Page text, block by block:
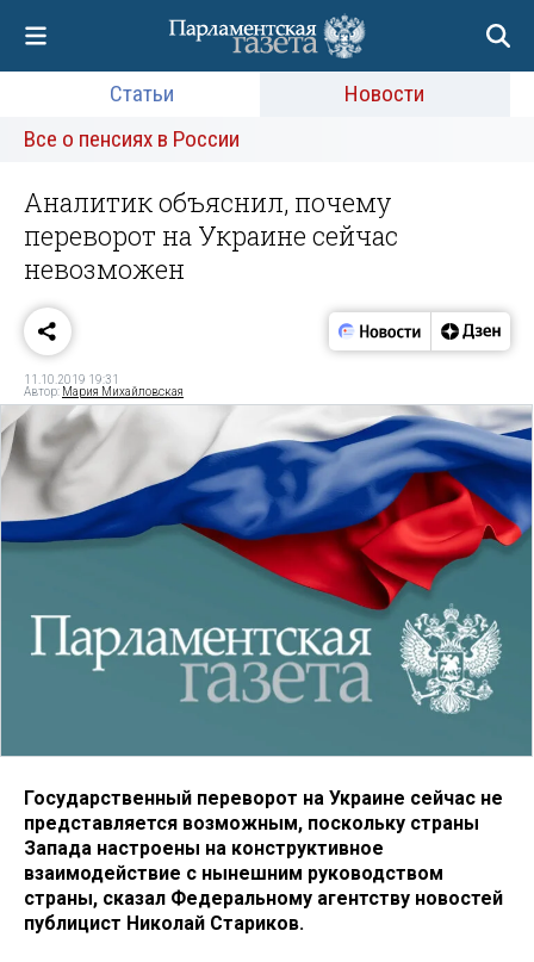
Статьи
Новости
Все о пенсиях в России
Аналитик объяснил, почему
переворот на Украине сейчас
невозможен
11.10.2019 19:31
Автор: Мария Михайловская
Государственный переворот на Украине сейчас не
представляется возможным, поскольку страны
Запада настроены на конструктивное
взаимодействие с нынешним руководством
страны, сказал Федеральному агентству новостей
публицист Николай Стариков.